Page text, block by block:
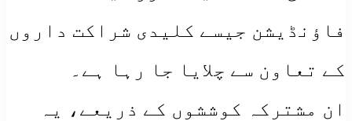
فاؤنڈیشن جیسے کلیدی شراکت داروں
کے تعاون سے چلایا جا رہا ہے۔
ان مشترکہ کوششوں کے ذریعے، یہ